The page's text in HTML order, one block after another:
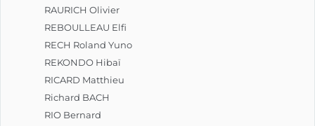
RAURICH Olivier
REBOULLEAU Elfi
RECH Roland Yuno
REKONDO Hibaï
RICARD Matthieu
Richard BACH
RIO Bernard